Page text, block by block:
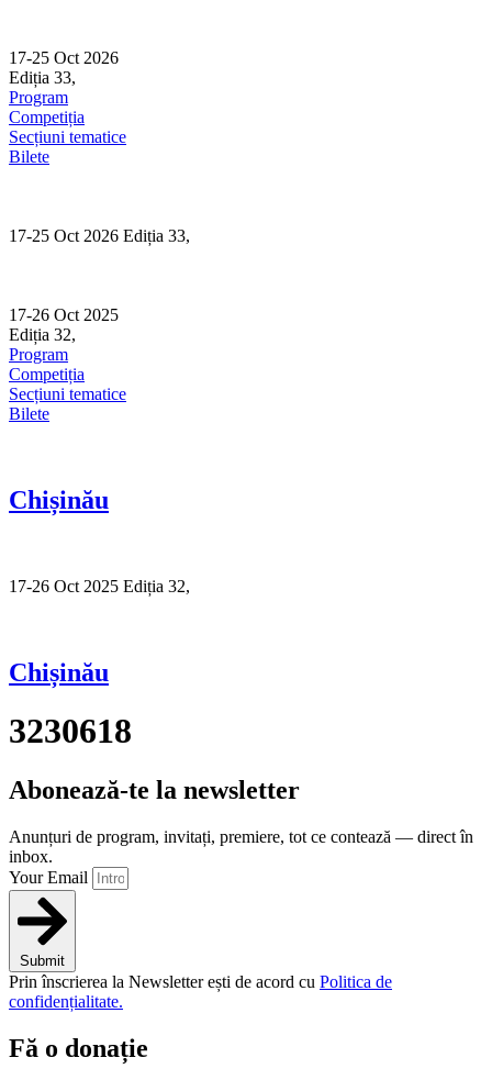
content
17-25 Oct 2026
Ediția 33,
Program
Competiția
Secțiuni tematice
Bilete
17-25 Oct 2026 Ediția 33,
17-26 Oct 2025
Ediția 32,
Program
Competiția
Secțiuni tematice
Bilete
Chișinău
17-26 Oct 2025 Ediția 32,
Chișinău
3230618
Abonează-te la newsletter
Anunțuri de program, invitați, premiere, tot ce contează — direct în
inbox.
Your Email
Submit
Prin înscrierea la Newsletter ești de acord cu Politica de
confidențialitate.
Fă o donație